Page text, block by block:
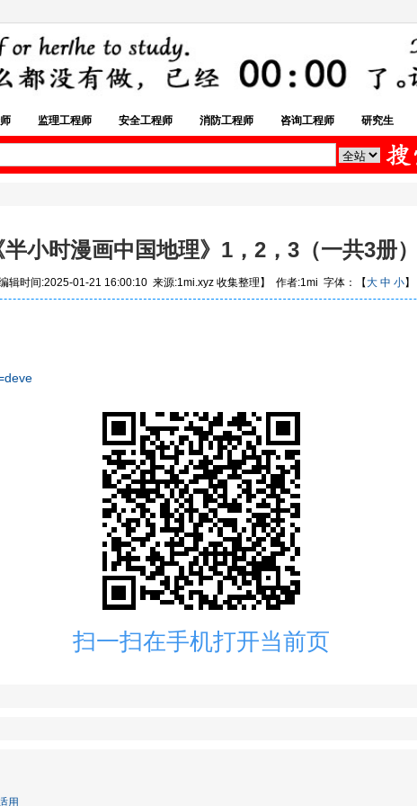
监理工程师 安全工程师 消防工程师 咨询工程师 研究生
半小时漫画中国地理》1，2，3（一共3册）
编辑时间:2025-01-21 16:00:10 来源:1mi.xyz 收集整理】 作者:1mi 字体：【大 中 小】
扫一扫在手机打开当前页
用